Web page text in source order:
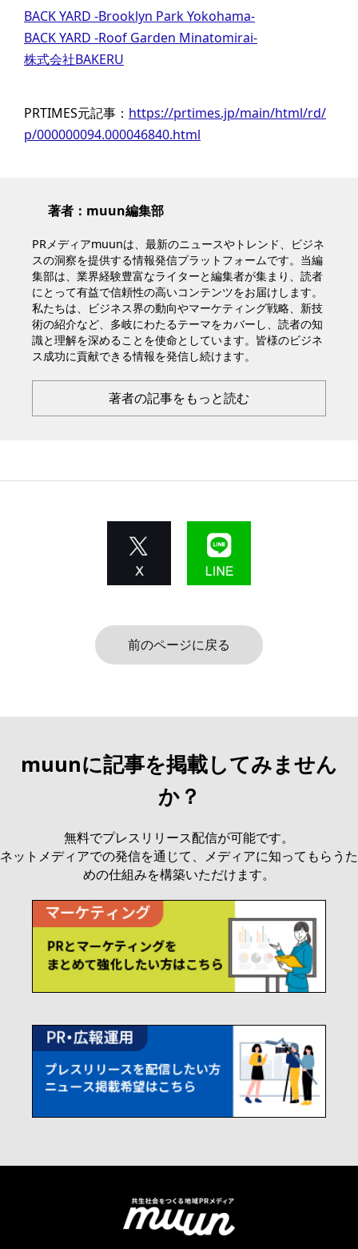
BACK YARD -Brooklyn Park Yokohama-
BACK YARD -Roof Garden Minatomirai-
株式会社BAKERU
PRTIMES元記事： https://prtimes.jp/main/html/rd/
p/000000094.000046840.html
著者：muun編集部
PRメディアmuunは、最新のニュースやトレンド、ビジネ
スの洞察を提供する情報発信プラットフォームです。当編
集部は、業界経験豊富なライターと編集者が集まり、読者
にとって有益で信頼性の高いコンテンツをお届けします。
私たちは、ビジネス界の動向やマーケティング戦略、新技
術の紹介など、多岐にわたるテーマをカバーし、読者の知
識と理解を深めることを使命としています。皆様のビジネ
ス成功に貢献できる情報を発信し続けます。
著者の記事をもっと読む
前のページに戻る
muunに記事を掲載してみません
か？
無料でプレスリリース配信が可能です。
ネットメディアでの発信を通じて、メディアに知ってもらうた
めの仕組みを構築いただけます。